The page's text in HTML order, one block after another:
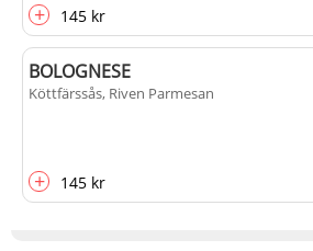
+ 145 kr
BOLOGNESE
Köttfärssås, Riven Parmesan
+ 145 kr